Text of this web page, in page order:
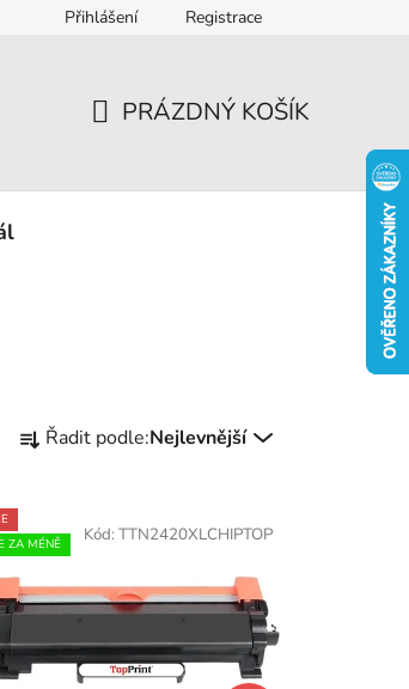
Přihlášení Registrace
KOŠÍK
PRÁZDNÝ KOŠÍK
a
n
í
p
r
o
Řadit podle:Nejlevnější
ZA MÉNĚ
Kód: TTN2420XLCHIPTOP